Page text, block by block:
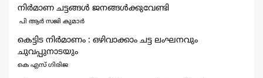
നിര്‍മാണ ചട്ടങ്ങള്‍ ജനങ്ങള്‍ക്കുവേണ്ടി
പി ആര്‍ സജി കുമാര്‍
കെട്ടിട നിര്‍മാണം : ഒഴിവാക്കാം ചട്ട ലംഘനവും
ചുവപ്പുനാടയും
കെ എസ് ഗിരിജ